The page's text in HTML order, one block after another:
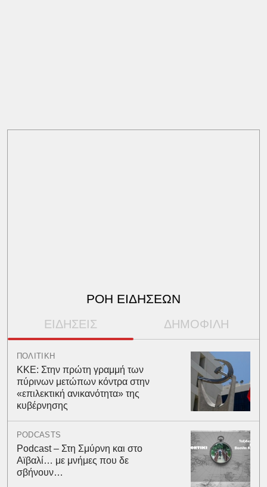
ΡΟΗ ΕΙΔΗΣΕΩΝ
ΕΙΔΗΣΕΙΣ ΔΗΜΟΦΙΛΗ
ΠΟΛΙΤΙΚΗ
ΚΚΕ: Στην πρώτη γραμμή των
πύρινων μετώπων κόντρα στην
«επιλεκτική ανικανότητα» της
κυβέρνησης
PODCASTS
Podcast – Στη Σμύρνη και στο
Αϊβαλί… με μνήμες που δε
σβήνουν…